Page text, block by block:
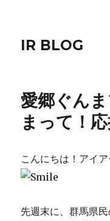
IR BLOG
愛郷ぐん
まって！
こんにちは！アイ
先週末に、群馬県